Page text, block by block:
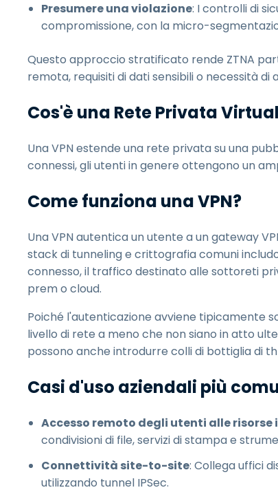
Presumere una violazione: I controlli di
compromissione, con la micro-
Questo approccio stratificato rende ZTNA
remota, requisiti di dati sensibili o necessità di
Cos'è una Rete Privata
Una VPN estende una rete privata su una
connessi, gli utenti in genere ottengono un
Come funziona una VPN?
Una VPN autentica un utente a un gateway
stack di tunneling e crittografia comuni
connesso, il traffico destinato alle sottoreti
prem o cloud.
Poiché l'autenticazione avviene tipicamente
livello di rete a meno che non siano in atto
possono anche introdurre colli di bottiglia di
Casi d'uso aziendali più
Accesso remoto degli utenti alle risorse
condivisioni di file, servizi di stampa e
Connettività site-to-site: Collega uffici
utilizzando tunnel IPSec.